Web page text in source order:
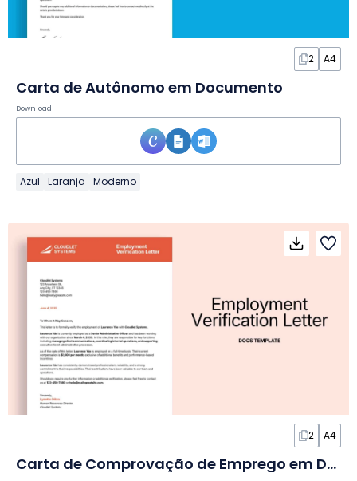
2 A4
Carta de Autônomo em Documento
Download
Azul Laranja Moderno
2 A4
Carta de Comprovação de Emprego em Documento